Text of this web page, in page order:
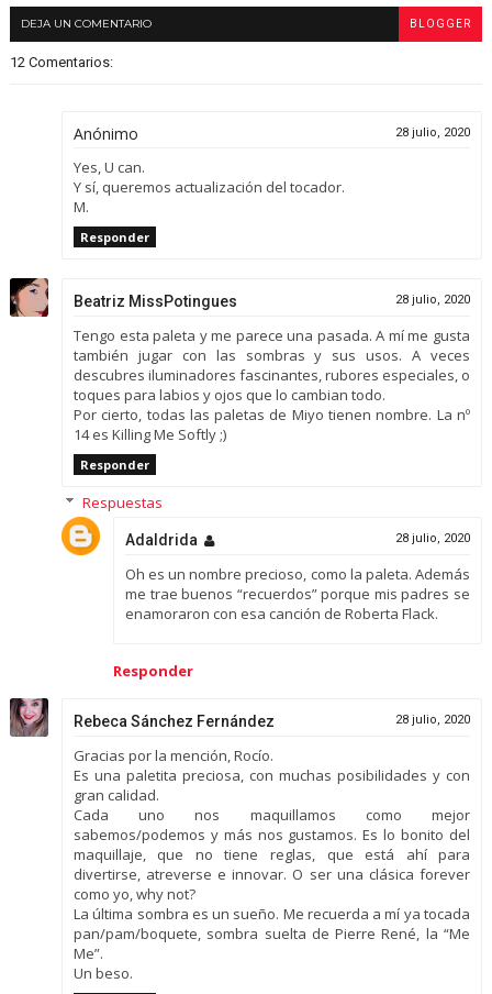
DEJA UN COMENTARIO BLOGGER
12 Comentarios:
Anónimo 28 julio, 2020
Yes, U can.
Y sí, queremos actualización del tocador.
M.
Responder
Beatriz MissPotingues 28 julio, 2020
Tengo esta paleta y me parece una pasada. A mí me gusta
también jugar con las sombras y sus usos. A veces
descubres iluminadores fascinantes, rubores especiales, o
toques para labios y ojos que lo cambian todo.
Por cierto, todas las paletas de Miyo tienen nombre. La nº
14 es Killing Me Softly ;)
Responder
Respuestas
Adaldrida 28 julio, 2020
Oh es un nombre precioso, como la paleta. Además
me trae buenos “recuerdos” porque mis padres se
enamoraron con esa canción de Roberta Flack.
Responder
Rebeca Sánchez Fernández 28 julio, 2020
Gracias por la mención, Rocío.
Es una paletita preciosa, con muchas posibilidades y con
gran calidad.
Cada uno nos maquillamos como mejor
sabemos/podemos y más nos gustamos. Es lo bonito del
maquillaje, que no tiene reglas, que está ahí para
divertirse, atreverse e innovar. O ser una clásica forever
como yo, why not?
La última sombra es un sueño. Me recuerda a mí ya tocada
pan/pam/boquete, sombra suelta de Pierre René, la “Me
Me”.
Un beso.